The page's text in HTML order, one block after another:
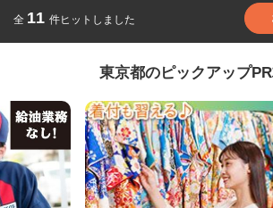
全 11 件ヒットしました
東京都のピックアップ